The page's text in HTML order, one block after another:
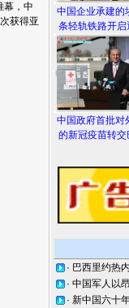
幕，中
获得亚
中国企业承建的
条轻轨铁路开启
中国政府首批对
的新冠疫苗转交
· 巴西里约热
· 中国军人以
· 新中国六十